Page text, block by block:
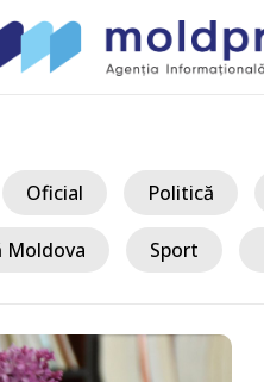
Oficial Politică
Moldova Sport